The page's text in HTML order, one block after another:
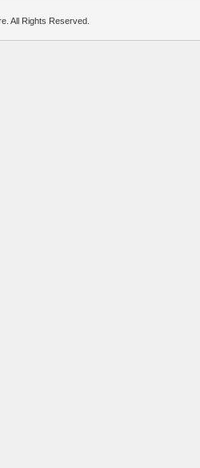
All Rights Reserved.